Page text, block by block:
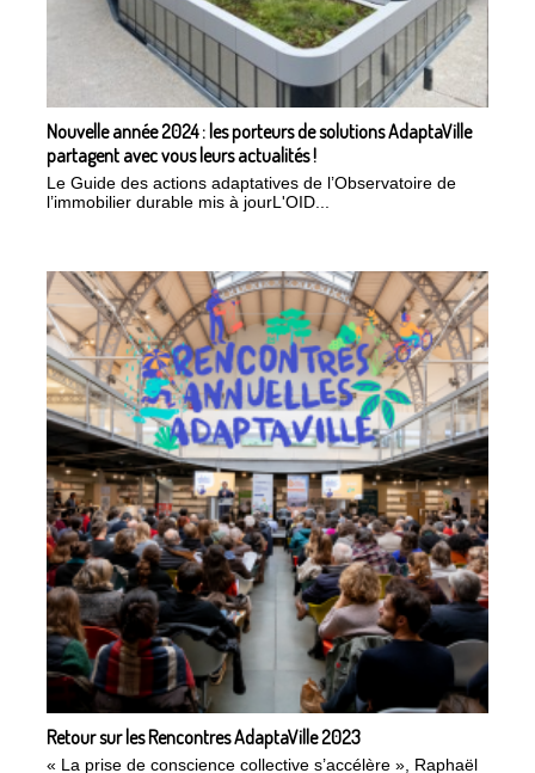
Nouvelle année 2024 : les porteurs de solutions AdaptaVille
partagent avec vous leurs actualités !
Le Guide des actions adaptatives de l’Observatoire de
l’immobilier durable mis à jourL'OID...
Retour sur les Rencontres AdaptaVille 2023
« La prise de conscience collective s’accélère », Raphaël